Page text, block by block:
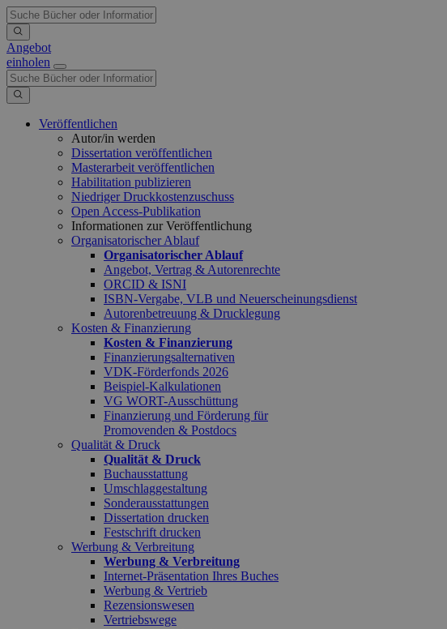
Angebot
einholen
Veröffentlichen
Autor/in werden
Dissertation veröffentlichen
Masterarbeit veröffentlichen
Habilitation publizieren
Niedriger Druckkostenzuschuss
Open Access-Publikation
Informationen zur Veröffentlichung
Organisatorischer Ablauf
Organisatorischer Ablauf
Angebot, Vertrag & Autorenrechte
ORCID & ISNI
ISBN-Vergabe, VLB und Neuerscheinungsdienst
Autorenbetreuung & Drucklegung
Kosten & Finanzierung
Kosten & Finanzierung
Finanzierungsalternativen
VDK-Förderfonds 2026
Beispiel-Kalkulationen
VG WORT-Ausschüttung
Finanzierung und Förderung für
Promovenden & Postdocs
Qualität & Druck
Qualität & Druck
Buchausstattung
Umschlaggestaltung
Sonderausstattungen
Dissertation drucken
Festschrift drucken
Werbung & Verbreitung
Werbung & Verbreitung
Internet-Präsentation Ihres Buches
Werbung & Vertrieb
Rezensionswesen
Vertriebswege